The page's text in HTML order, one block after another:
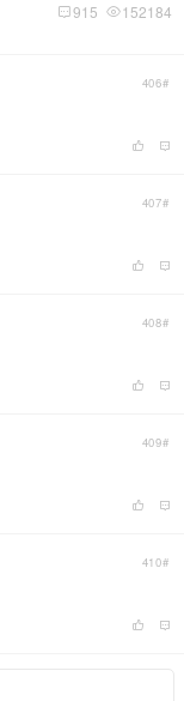
152184
915
406#
407#
408#
409#
410#